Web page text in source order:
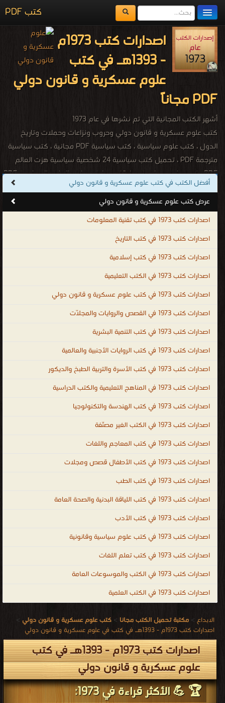
كتب PDF
مكتبة الكتب
المكتبات
يُقرأ حالياً
الفهرس
اصدارات كتب 1973م
- 1393هـ في كتب
علوم عسكرية و قانون دولي
PDF مجاناً
أشهر الكتب المجانية التي تم نشرها في عام 1973
كتب علوم عسكرية و قانون دولي وحروب ونزاعات وحملات وتاريخ
الدول ، كتب علوم سياسية ، كتب سياسية PDF مجانية ، كتب سياسية
مترجمة PDF ، تحميل كتب سياسية 24 شخصية سياسية هزت العالم
PDF ، كتب علوم سياسية وعلاقات دولية ، مبادئ العلوم السياسية PDF
، كتب سياسية مهمة ، تحميل كتب سياسية PDF ، كتب علوم قانونية ،
كتب قانونية للتحميل PDF ، تحميل كتب قانونية مجانية مصريه ، تحميل
المكتبة القانونية المصرية مجانا ، كتب قانون جنائي PDF ، كتب قانونية
مصرية PDF المكتبة القانونية PDF العراقية ، تحميل كتب قانونية عراقية
sale ، law books free download ، indian law books free download ،
criminal law books ، law books for sale ، free law books ، law
أفضل الكتب في كتب علوم عسكرية و قانون دولي
عرض كتب علوم عسكرية و قانون دولي
اصدارات كتب 1973 في كتب تقنية المعلومات
اصدارات كتب 1973 في كتب التاريخ
اصدارات كتب 1973 في كتب إسلامية
اصدارات كتب 1973 في الكتب التعليمية
اصدارات كتب 1973 في كتب علوم عسكرية و قانون دولي
اصدارات كتب 1973 في القصص والروايات والمجلّات
اصدارات كتب 1973 في كتب التنمية البشرية
اصدارات كتب 1973 في كتب الروايات الأجنبية والعالمية
اصدارات كتب 1973 في كتب الأسرة والتربية الطبخ والديكور
اصدارات كتب 1973 في المناهج التعليمية والكتب الدراسية
اصدارات كتب 1973 في كتب الهندسة والتكنولوجيا
اصدارات كتب 1973 في الكتب الغير مصنّفة
اصدارات كتب 1973 في كتب المعاجم واللغات
اصدارات كتب 1973 في كتب الأطفال قصص ومجلات
اصدارات كتب 1973 في كتب الطب
اصدارات كتب 1973 في كتب اللياقة البدنية والصحة العامة
اصدارات كتب 1973 في كتب الأدب
اصدارات كتب 1973 في كتب علوم سياسية وقانونية
اصدارات كتب 1973 في كتب تعلم اللغات
اصدارات كتب 1973 في الكتب والموسوعات العامة
اصدارات كتب 1973 في الكتب العلمية
الابداع > مكتبة تحميل الكتب مجانا > كتب علوم عسكرية و قانون دولي >
اصدارات كتب 1973م - 1393هـ في كتب في علوم عسكرية و قانون دولي
اصدارات كتب 1973م - 1393هـ في كتب
علوم عسكرية و قانون دولي
🏆 💪 الأكثر قراءة في 1973: